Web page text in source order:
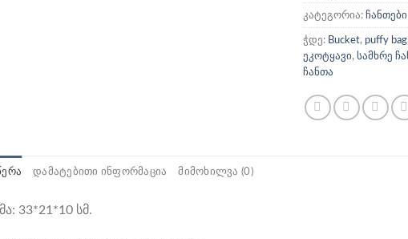
კატეგორია: ჩანთები
ჭდე: Bucket, puffy bag
ეკოტყავი,სამხრე
ჩანთა
ᲓᲐᲛᲐᲢᲔᲑᲘᲗᲘ ᲘᲜᲤᲝᲠᲛᲐᲪᲘᲐ ᲛᲘᲛᲝᲮᲘᲚᲕᲐ (0)
33*21*10 სმ.